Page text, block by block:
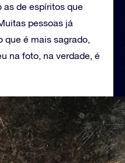
as de espíritos que
pessoas já
que é mais sagrado,
na foto, na verdade, é